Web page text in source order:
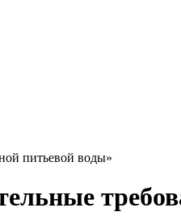
питьевой воды»